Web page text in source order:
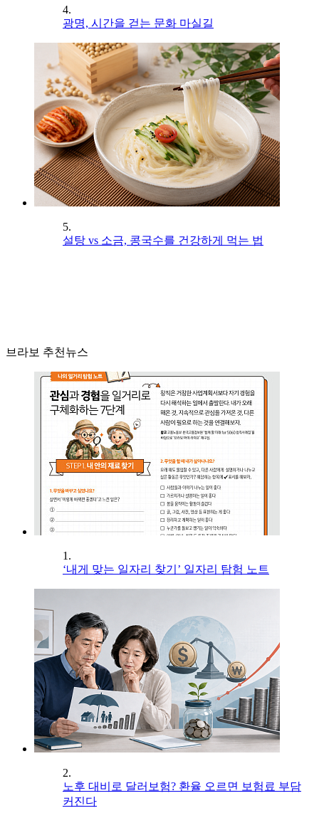
4.
광명, 시간을 걷는 문화 마실길
5.
설탕 vs 소금, 콩국수를 건강하게 먹는 법
브라보 추천뉴스
1.
‘내게 맞는 일자리 찾기’ 일자리 탐험 노트
2.
노후 대비로 달러보험? 환율 오르면 보험료 부담
커진다